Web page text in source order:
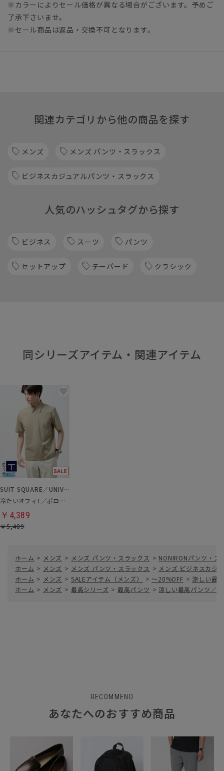
※カラーによりセール価格が異なる場合がございます。予めご
了承下さいませ。
※セール商品は返品・交換不可となります。
関連カテゴリから他の商品を探す
メンズ メンズ パンツ・スラックス
ビジネスカジュアルパンツ・スラックス
人気のハッシュタグから探す
ビジネス スーツ パンツ
セットアップ テーパード クラシック
同シリーズアイテム・関連アイテム
SUIT SQUARE／UNIVERSAL LANGUAGE
冷たいオフィT／ポロシャツ
￥4,389
￥5,489
ホーム > メンズ > メンズ パンツ・スラックス > NONIRONパンツ・ス
ホーム > メンズ > メンズ パンツ・スラックス > メンズ ビジネスカジ
ホーム > メンズ > SALEアイテム（メンズ） > ～20%OFF > 涼しい最
ホーム > メンズ > 最高シリーズ > 最高パンツ > 涼しい最高パンツ／
RECOMMEND
あなたへのおすすめ商品